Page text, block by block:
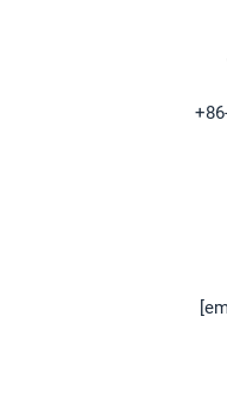
nákladovo efektívny
veľkých aplikáciách
ohľadu na to, či sa
výkon produktu za
stabilný
nedostatkov alebo